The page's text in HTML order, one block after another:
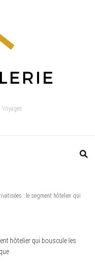
: le segment hôtelier qui